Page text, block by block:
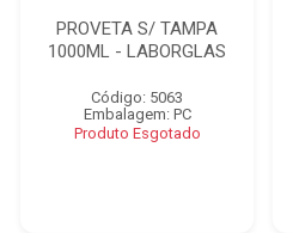
PROVETA S/ TAMPA
1000ML - LABORGLAS
Código: 5063
Embalagem: PC
Produto Esgotado